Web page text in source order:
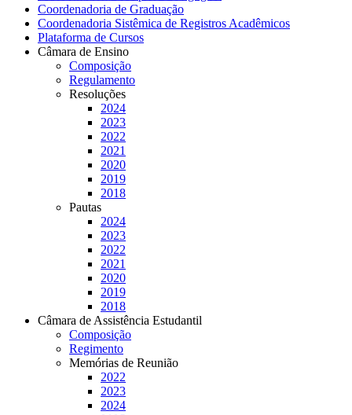
Coordenadoria de Graduação
Coordenadoria Sistêmica de Registros Acadêmicos
Plataforma de Cursos
Câmara de Ensino
Composição
Regulamento
Resoluções
2024
2023
2022
2021
2020
2019
2018
Pautas
2024
2023
2022
2021
2020
2019
2018
Câmara de Assistência Estudantil
Composição
Regimento
Memórias de Reunião
2022
2023
2024